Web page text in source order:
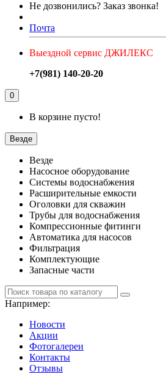
Не дозвонились? Заказ звонка!
Почта
Выездной сервис ДЖИЛЕКС
+7(981) 140-20-20
0
В корзине пусто!
Везде
Везде
Насосное оборудование
Системы водоснабжения
Расширительные емкости
Оголовки для скважин
Трубы для водоснабжения
Компрессионные фитинги
Автоматика для насосов
Фильтрация
Комплектующие
Запасные части
Например:
Новости
Акции
Фотогалереи
Контакты
Отзывы